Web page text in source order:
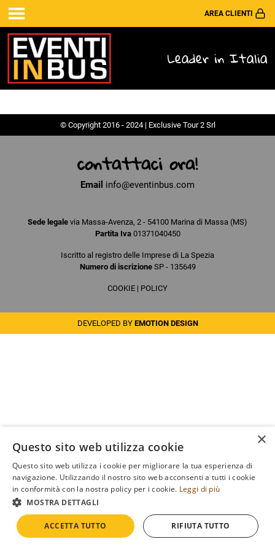
AREA CLIENTI
Leader in Italia
© Copyright 2016 - 2024 | Exclusive Tour 2 Srl
contattaci ora!
Email info@eventinbus.com
Sede legale via Massa-Avenza, 2 - 54100 Marina di Massa (MS)
Partita Iva01371040450
Iscritto al registro delle Imprese di La Spezia
Numero di iscrizioneSP - 135649
COOKIE | POLICY
DEVELOPED BY EMOTION DESIGN
×
Questo sito web utilizza cookie
Questo sito web utilizza i cookie per migliorare la tua esperienza di
navigazione. Utilizzando il nostro sito web acconsenti a tutti i cookie
in conformità con la nostra policy per i cookie. Leggi di più
MOSTRA DETTAGLI
ACCETTA TUTTO RIFIUTA TUTTO